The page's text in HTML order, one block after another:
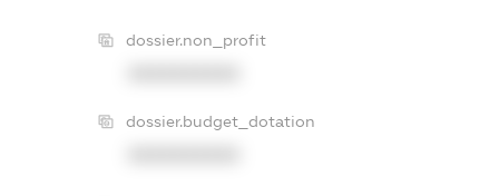
dossier.non_profit
dossier.budget_dotation